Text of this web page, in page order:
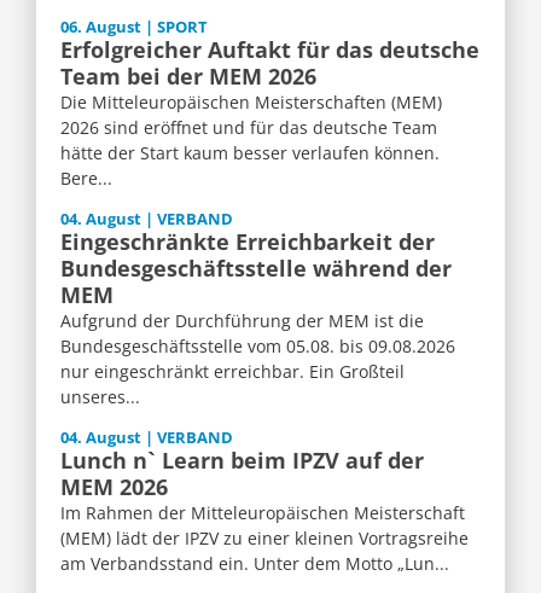
06. August | SPORT
Erfolgreicher Auftakt für das deutsche
Team bei der MEM 2026
Die Mitteleuropäischen Meisterschaften (MEM)
2026 sind eröffnet und für das deutsche Team
hätte der Start kaum besser verlaufen können.
Bere...
04. August | VERBAND
Eingeschränkte Erreichbarkeit der
Bundesgeschäftsstelle während der
MEM
Aufgrund der Durchführung der MEM ist die
Bundesgeschäftsstelle vom 05.08. bis 09.08.2026
nur eingeschränkt erreichbar. Ein Großteil
unseres...
04. August | VERBAND
Lunch n` Learn beim IPZV auf der
MEM 2026
Im Rahmen der Mitteleuropäischen Meisterschaft
(MEM) lädt der IPZV zu einer kleinen Vortragsreihe
am Verbandsstand ein. Unter dem Motto „Lun...